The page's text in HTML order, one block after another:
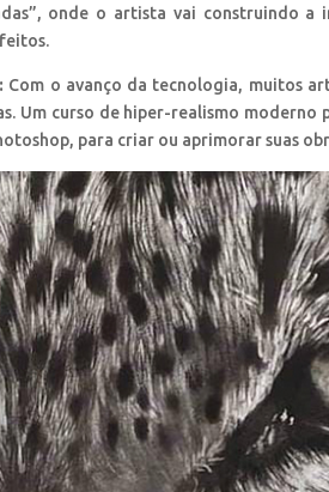
onde o artista vai construindo a
Com o avanço da tecnologia, muitos
Um curso de hiper-realismo
para criar ou aprimorar suas